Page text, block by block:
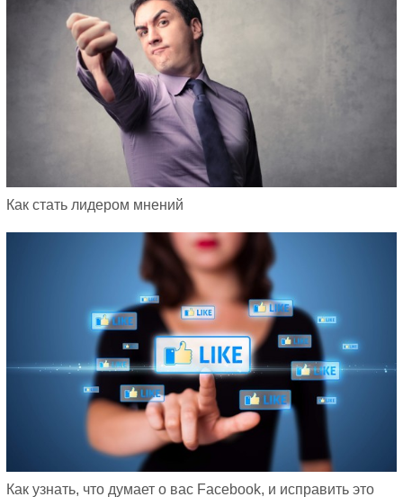
Как стать лидером мнений
Как узнать, что думает о вас Facebook, и исправить это